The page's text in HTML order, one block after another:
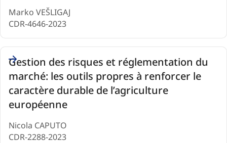
Marko VEŠLIGAJ
CDR-4646-2023
Gestion des risques et réglementation du
marché: les outils propres à renforcer le
caractère durable de l’agriculture
européenne
Nicola CAPUTO
CDR-2288-2023